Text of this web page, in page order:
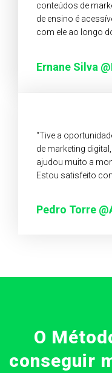
conteúdos de
de ensino é
com ele ao longo
Ernane Silva
“Tive a
de marketing
ajudou muito a
Estou satisfeito
Pedro Torre
O
conseguir